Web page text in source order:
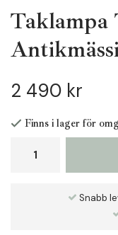
Taklampa
2 490 kr
Finns i lager för
Snabb